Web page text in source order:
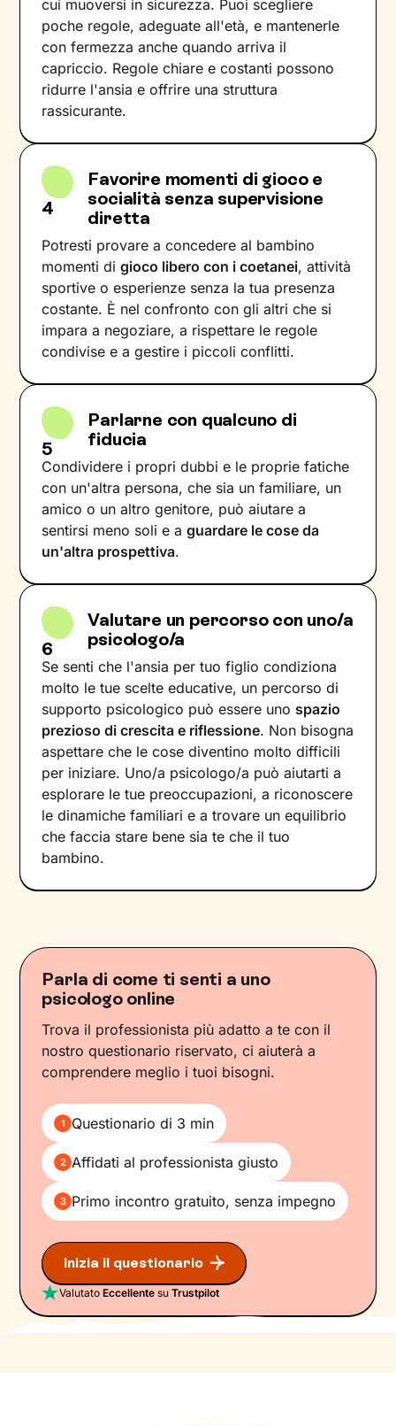
cui muoversi in sicurezza. Puoi scegliere
poche regole, adeguate all'età, e mantenerle
con fermezza anche quando arriva il
capriccio. Regole chiare e costanti possono
ridurre l'ansia e offrire una struttura
rassicurante.
4
Favorire momenti di gioco e
socialità senza supervisione
diretta
Potresti provare a concedere al bambino
momenti digioco libero con i coetanei, attività
sportive o esperienze senza la tua presenza
costante. È nel confronto con gli altri che si
impara a negoziare, a rispettare le regole
condivise e a gestire i piccoli conflitti.
5
Parlarne con qualcuno di
fiducia
Condividere i propri dubbi e le proprie fatiche
con un'altra persona, che sia un familiare, un
amico o un altro genitore, può aiutare a
sentirsi meno soli e aguardare le cose da
un'altra prospettiva.
6
Valutare un percorso con uno/a
psicologo/a
Se senti che l'ansia per tuo figlio condiziona
molto le tue scelte educative, un percorso di
supporto psicologico può essere uno spazio
prezioso di crescita e riflessione. Non bisogna
aspettare che le cose diventino molto difficili
per iniziare. Uno/a psicologo/a può aiutarti a
esplorare le tue preoccupazioni, a riconoscere
le dinamiche familiari e a trovare un equilibrio
che faccia stare bene sia te che il tuo
bambino.
Parla di come ti senti a uno
psicologo online
Trova il professionista più adatto a te con il
nostro questionario riservato, ci aiuterà a
comprendere meglio i tuoi bisogni.
1 Questionario di 3 min
2 Affidati al professionista giusto
3 Primo incontro gratuito, senza impegno
Inizia il questionario
ValutatoEccellente suTrustpilot